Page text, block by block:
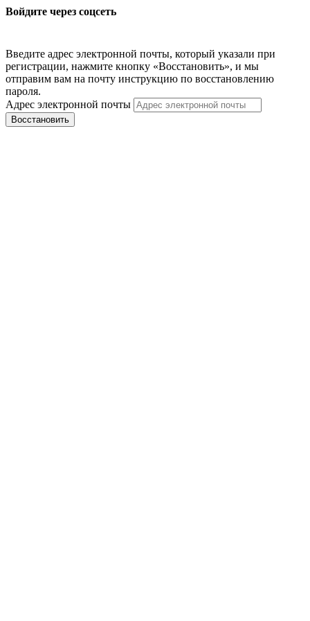
Войдите через соцсеть
Введите адрес электронной почты, который указали при
регистрации, нажмите кнопку «Восстановить», и мы
отправим вам на почту инструкцию по восстановлению
пароля.
Адрес электронной почты